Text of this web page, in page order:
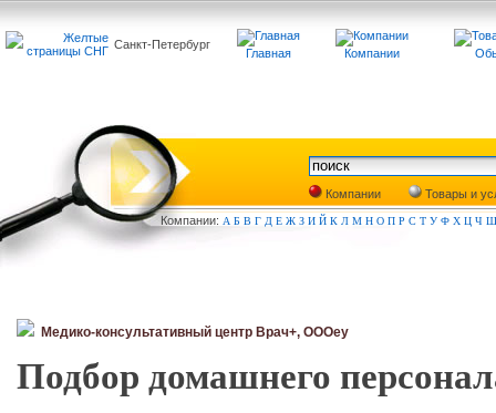
Санкт-Петербург
Главная Компании
Компании
Товары и
Компании: А Б В Г Д Е Ж З И Й К Л М Н О П Р С Т У Ф Х Ц Ч Ш
Медико-консультативный центр Врач+, ОООey
Подбор домашнего